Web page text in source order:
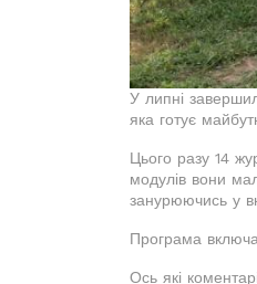
У липні
яка готує
Цього разу 14
модулів вони
занурюючись у
Програма
Ось які